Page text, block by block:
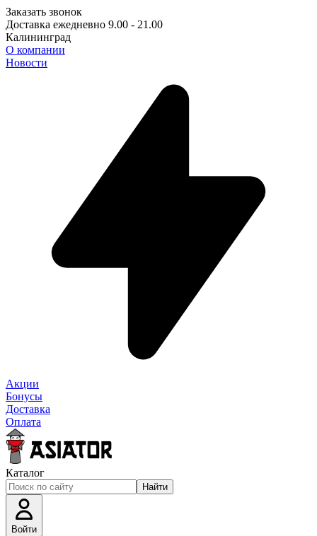
Заказать звонок
Доставка ежедневно 9.00 - 21.00
Калининград
О компании
Новости
Акции
Бонусы
Доставка
Оплата
Каталог
Найти
Войти